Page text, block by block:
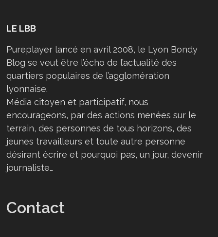
LE LBB
Pureplayer lancé en avril 2008, le Lyon Bondy
Blog se veut être l’écho de l’actualité des
quartiers populaires de l’agglomération
lyonnaise.
Média citoyen et participatif, nous
encourageons, par des actions menées sur le
terrain, des personnes de tous horizons, des
jeunes travailleurs et toute autre personne
désirant écrire et pourquoi pas, un jour, devenir
journaliste…
Contact